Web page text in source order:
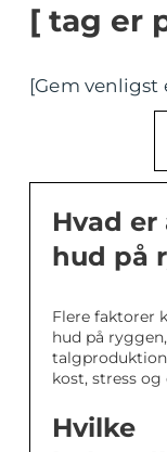
[ tag er
[Gem venligst
Hvad
hud på
Flere faktorer
hud på
kost, stress
Hvilke